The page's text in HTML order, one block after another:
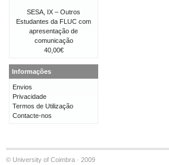
SESA, IX – Outros
Estudantes da FLUC com
apresentação de
comunicação
40,00€
Informações
Envios
Privacidade
Termos de Utilização
Contacte-nos
© University of Coimbra · 2009